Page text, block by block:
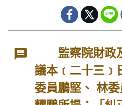
監察院財政
議本﹝二十三﹞
委員鵬堅、 林